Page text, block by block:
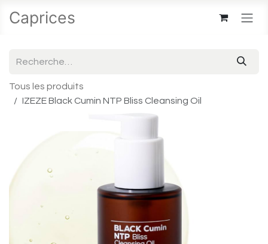
Caprices
Tous les produits
IZEZE Black Cumin NTP Bliss Cleansing Oil